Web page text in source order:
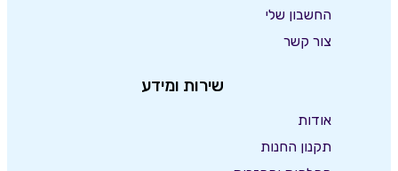
החשבון שלי
צור קשר
שירות ומידע
אודות
תקנון החנות